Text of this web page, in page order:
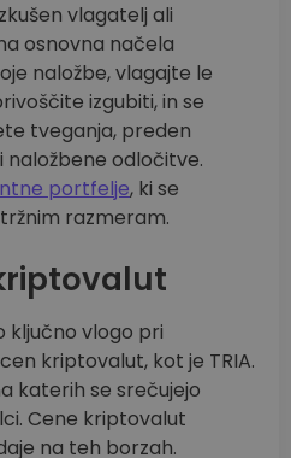
vlagatelj ali
osnovna načela
naložbe, vlagajte le
izgubiti, in se
tveganja, preden
odločitve.
portfelje, ki se
razmeram.
ključno vlogo pri
kriptovalut, kot je TRIA.
katerih se srečujejo
Cene kriptovalut
na teh borzah.